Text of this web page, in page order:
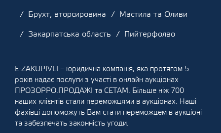
Брухт, вторсировина
Мастила та Оливи
Закарпатська область
Пийтерфолво
E-ZAKUPIVLI – юридична компанія, яка протягом 5
років надає послуги з участі в онлайн аукціонах
ПРОЗОРРО.ПРОДАЖІ та СЕТАМ. Більше ніж 700
наших клієнтів стали переможцями в аукціонах. Наші
фахівці допоможуть Вам стати переможцем в аукціоні
та забезпечать законність угоди.